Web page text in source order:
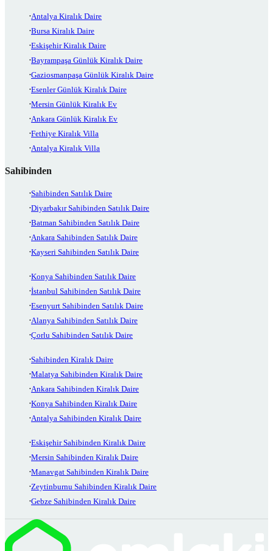
Antalya Kiralık Daire
Bursa Kiralık Daire
Eskişehir Kiralık Daire
Bayrampaşa Günlük Kiralık Daire
Gaziosmanpaşa Günlük Kiralık Daire
Esenler Günlük Kiralık Daire
Mersin Günlük Kiralık Ev
Ankara Günlük Kiralık Ev
Fethiye Kiralık Villa
Antalya Kiralık Villa
Sahibinden
Sahibinden Satılık Daire
Diyarbakır Sahibinden Satılık Daire
Batman Sahibinden Satılık Daire
Ankara Sahibinden Satılık Daire
Kayseri Sahibinden Satılık Daire
Konya Sahibinden Satılık Daire
İstanbul Sahibinden Satılık Daire
Esenyurt Sahibinden Satılık Daire
Alanya Sahibinden Satılık Daire
Çorlu Sahibinden Satılık Daire
Sahibinden Kiralık Daire
Malatya Sahibinden Kiralık Daire
Ankara Sahibinden Kiralık Daire
Konya Sahibinden Kiralık Daire
Antalya Sahibinden Kiralık Daire
Eskişehir Sahibinden Kiralık Daire
Mersin Sahibinden Kiralık Daire
Manavgat Sahibinden Kiralık Daire
Zeytinburnu Sahibinden Kiralık Daire
Gebze Sahibinden Kiralık Daire